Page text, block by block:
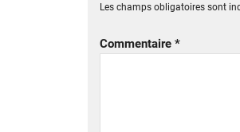
Les champs obligatoires sont
Commentaire *